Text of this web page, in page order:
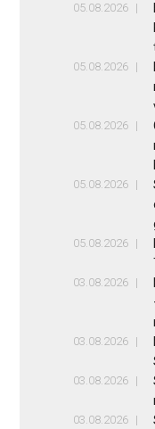
05.08.2026
05.08.2026
05.08.2026
05.08.2026
05.08.2026
03.08.2026
03.08.2026
03.08.2026
03.08.2026